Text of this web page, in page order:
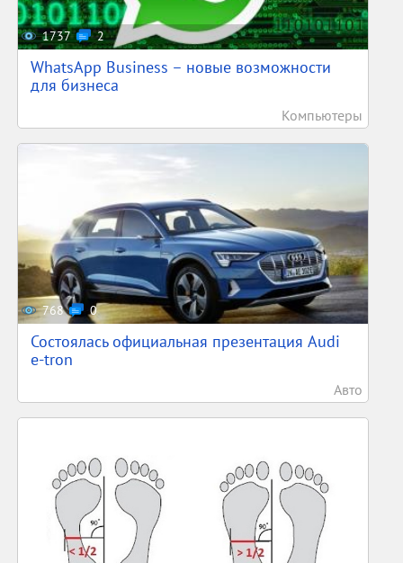
1737 2
WhatsApp Business – новые возможности
для бизнеса
Компьютеры
768 0
Состоялась официальная презентация Audi
e-tron
Авто